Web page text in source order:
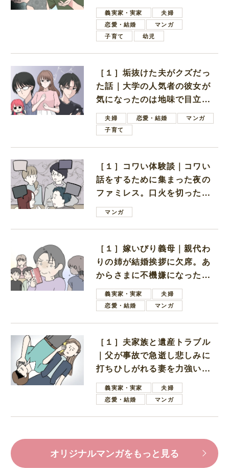
しいと言ってきた
義実家・実家
夫婦
恋愛・結婚
マンガ
子育て
幼児
［１］垢抜けた夫がクズだっ
た話｜大学の人気者の彼女が
気になったのは地味で目立た
ない男子学生
夫婦 恋愛・結婚
マンガ
子育て
［１］コワい体験談｜コワい
話をするために集まった夜の
ファミレス。口火を切ったの
は電車好きの男の子ママ
マンガ
［１］嫁いびり義母｜親代わ
りの姉が結婚挨拶に欠席。あ
からさまに不機嫌になった義
母義実家・実家
夫婦
恋愛・結婚
マンガ
［１］夫家族と遺産トラブル
｜父が事故で急逝し悲しみに
打ちひしがれる妻を力強い言
葉で励ます夫
義実家・実家
夫婦
恋愛・結婚
マンガ
オリジナルマンガをもっと見る